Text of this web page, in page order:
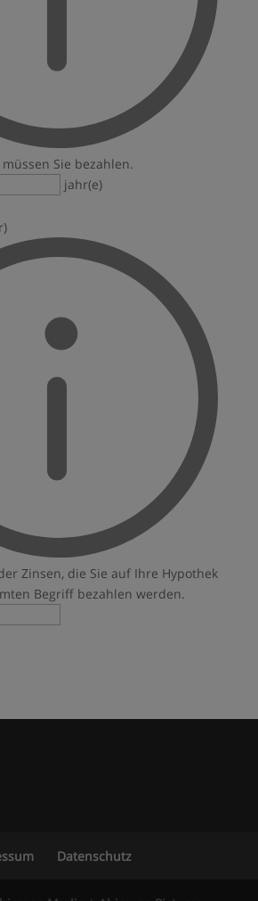
Sie bezahlen.
jahr(e)
Zinsen, die Sie auf Ihre Hypothek
Begriff bezahlen werden.
Datenschutz